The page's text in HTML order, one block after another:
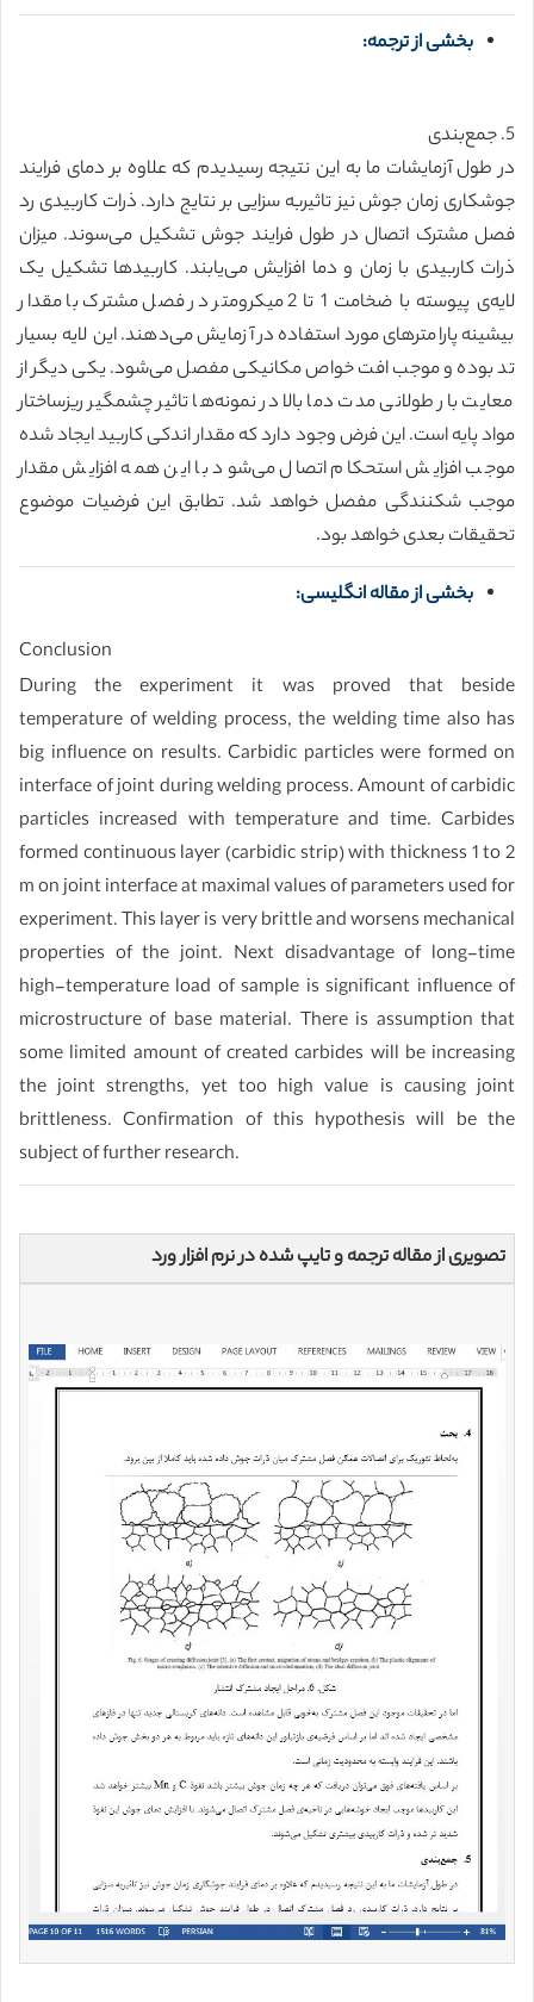
بخشی از ترجمه:
5. جمع‌بندی
در طول آزمایشات ما به این نتیجه رسیدیدم که علاوه بر دمای فرایند
جوشکاری زمان جوش نیز تاثیربه سزایی بر نتایج دارد. ذرات کاربیدی رد
فصل مشترک اتصال در طول فرایند جوش تشکیل می‌سوند. میزان
ذرات کاربیدی با زمان و دما افزایش می‌یابند. کاربیدها تشکیل یک
لایه‌ی پیوسته با ضخامت 1 تا 2 میکرومتر در فصل مشترک با مقدار
بیشینه پارامترهای مورد استفاده در آزمایش می‌دهند. این لایه بسیار
تد بوده و موجب افت خواص مکانیکی مفصل می‌شود. یکی دیگر از
معایت بار طولانی مدت دما بالا در نمونه‌ها تاثیر چشمگیر ریزساختار
مواد پایه است. این فرض وجود دارد که مقدار اندکی کاربید ایجاد شده
موجب افزایش استحکام اتصال می‌شود با این همه افزایش مقدار
موجب شکنندگی مفصل خواهد شد. تطابق این فرضیات موضوع
تحقیقات بعدی خواهد بود.
بخشی از مقاله انگلیسی:
Conclusion
During the experiment it was proved that beside
temperature of welding process, the welding time also has
big influence on results. Carbidic particles were formed on
interface of joint during welding process. Amount of carbidic
particles increased with temperature and time. Carbides
formed continuous layer (carbidic strip) with thickness 1 to 2
m on joint interface at maximal values of parameters used for
experiment. This layer is very brittle and worsens mechanical
properties of the joint. Next disadvantage of long-time
high-temperature load of sample is significant influence of
microstructure of base material. There is assumption that
some limited amount of created carbides will be increasing
the joint strengths, yet too high value is causing joint
brittleness. Confirmation of this hypothesis will be the
subject of further research.
تصویری از مقاله ترجمه و تایپ شده در نرم افزار ورد